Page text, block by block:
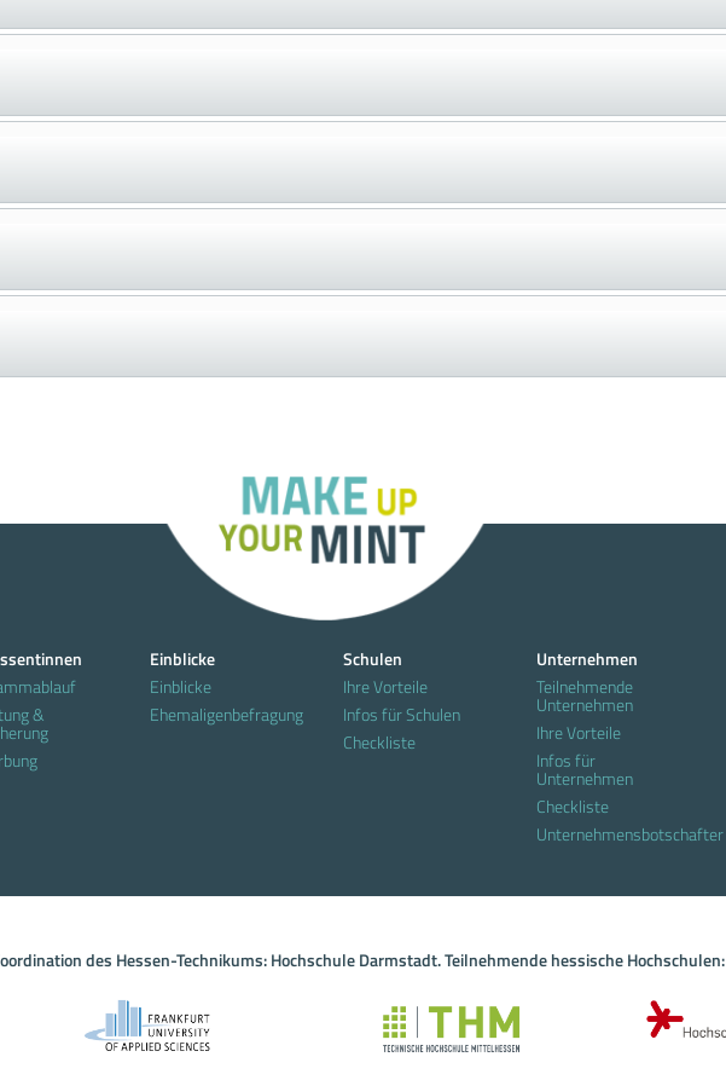
&
Einblicke
Einblicke
Ehemaligenbefragung
Schulen
Ihre Vorteile
Infos für Schulen
Checkliste
Unternehmen
Teilnehmende
Unternehmen
Ihre Vorteile
Infos für
Unternehmen
Checkliste
Unternehmensbotschafter
des Hessen-Technikums: Hochschule Darmstadt. Teilnehmende hessische Hochschulen: